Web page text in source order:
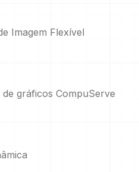
Imagem Flexível
gráficos CompuServe